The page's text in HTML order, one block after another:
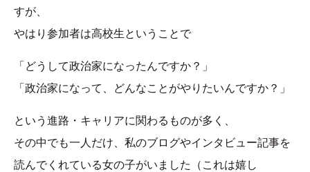
すが、
やはり参加者は高校生ということで
「どうして政治家になったんですか？」
「政治家になって、どんなことがやりたいんですか？」
という進路・キャリアに関わるものが多く、
その中でも一人だけ、私のブログやインタビュー記事を
読んでくれている女の子がいました（これは嬉し